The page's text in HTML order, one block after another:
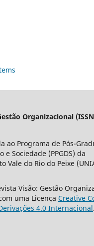
Organizacional
ao Programa de Pós-
e Sociedade (PPGDS) da
Vale do Rio do Peixe
Visão: Gestão
uma Licença Creative
4.0 Internacional.